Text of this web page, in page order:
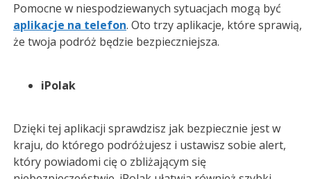
Pomocne w niespodziewanych sytuacjach mogą być
aplikacje na telefon. Oto trzy aplikacje, które sprawią,
że twoja podróż będzie bezpieczniejsza.
iPolak
Dzięki tej aplikacji sprawdzisz jak bezpiecznie jest w
kraju, do którego podróżujesz i ustawisz sobie alert,
który powiadomi cię o zbliżającym się